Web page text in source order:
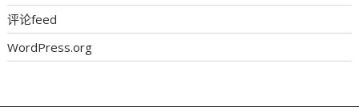
评论feed
WordPress.org